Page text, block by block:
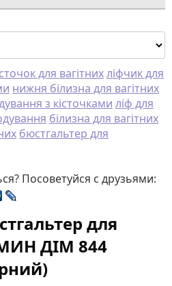
для вагітнихліфчик для
нижня білизна для вагітних
з кісточками ліф для
білизна для вагітних
бюстгальтер для
Посоветуйся с друзьями:
для
ДІМ 844